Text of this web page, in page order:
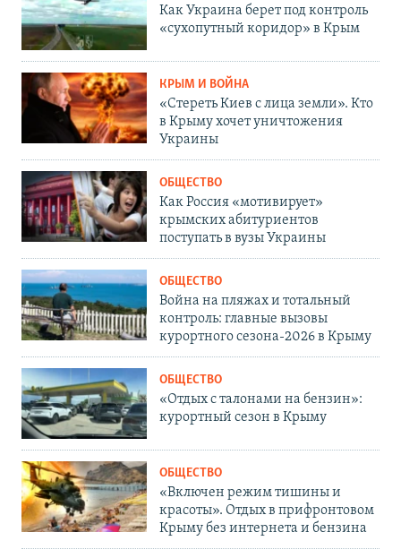
Как Украина берет под контроль
«сухопутный коридор» в Крым
КРЫМ И ВОЙНА
«Стереть Киев с лица земли». Кто
в Крыму хочет уничтожения
Украины
ОБЩЕСТВО
Как Россия «мотивирует»
крымских абитуриентов
поступать в вузы Украины
ОБЩЕСТВО
Война на пляжах и тотальный
контроль: главные вызовы
курортного сезона-2026 в Крыму
ОБЩЕСТВО
«Отдых с талонами на бензин»:
курортный сезон в Крыму
ОБЩЕСТВО
«Включен режим тишины и
красоты». Отдых в прифронтовом
Крыму без интернета и бензина